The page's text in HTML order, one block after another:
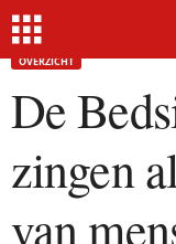
Home De
OVERZICHT
De
zingen
van